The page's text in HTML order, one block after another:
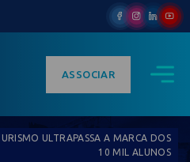
ASSOCIAR
ULTRAPASSA A MARCA DOS
10 MIL ALUNOS